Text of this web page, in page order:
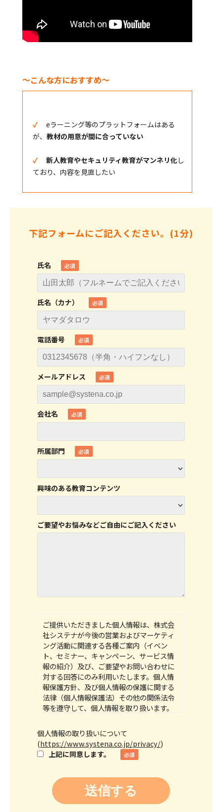
～こんな方におすすめ～
✓ eラーニング等のプラットフォームはある
が、 教材の用意が間に合っていない
✓ 新人教育やセキュリティ教育がマンネリ化し
ており、内容を見直したい
下記フォームにご記入ください。(1分)
氏名
氏名（カナ）
電話番号
メールアドレス
会社名
所属部門
興味のある教育コンテンツ
ご要望やお悩みなどご自由にご記入ください
ご提供いただきました個人情報は、株式会
社システナが今後の営業およびマーケティ
ング活動に関連する各種ご案内（イベン
ト、セミナー、キャンペーン、サービス情
報の紹介）及び、ご要望やお問い合わせに
対する回答にのみ利用いたします。個人情
報保護方針、及び個人情報の保護に関する
法律（個人情報保護法）その他の関係法令
等を遵守して、個人情報を取り扱います。
は、「個人情報の取り扱いについて（下記
リンク）」をご参照ください。
個人情報の取り扱いについて
(https://www.systena.co.jp/privacy/)
上記に同意します。